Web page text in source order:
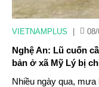
VIETNAMPLUS
Nghệ An: Lũ cuốn
bản ở xã Mỹ Lý bị
Nhiều ngày qua,